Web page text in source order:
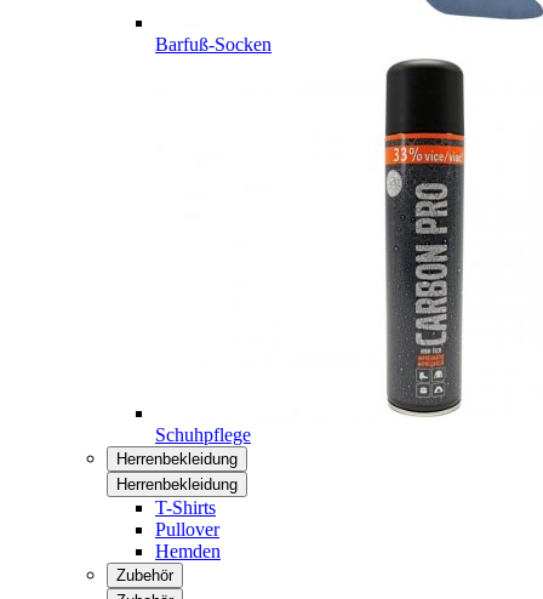
Barfuß-Socken
Schuhpflege
Herrenbekleidung
Herrenbekleidung
T-Shirts
Pullover
Hemden
Zubehör